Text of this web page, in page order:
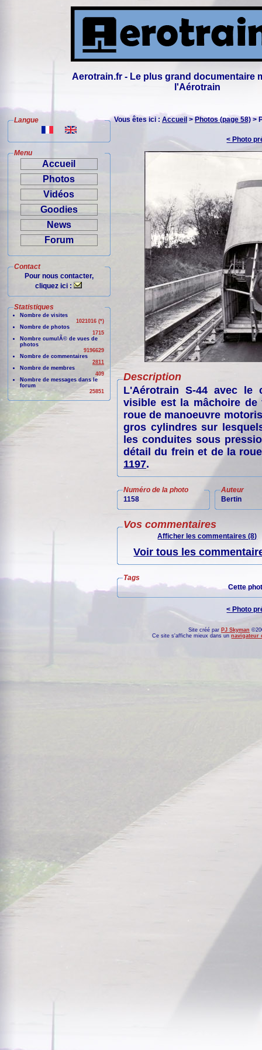
Aerotrain.fr - Le plus grand documentaire
l'Aérotrain
Langue
Menu
Accueil
Photos
Vidéos
Goodies
News
Forum
Contact
Pour nous contacter,
cliquez ici :
Statistiques
Nombre de visites
1021016 (*)
Nombre de photos
1715
Nombre cumulÃ© de vues de
photos
9196629
Nombre de commentaires
2811
Nombre de membres
409
Nombre de messages dans le
forum
25851
Vous êtes ici : Accueil > Photos (page 58) >
< Photo
Description
L'Aérotrain S-44 avec le
visible est la mâchoire
roue de manoeuvre
gros cylindres sur
les conduites sous
détail du frein et de la
1197.
Numéro de la photo
1158
Auteur
Bertin
Vos commentaires
Afficher les commentaires (8)
Voir tous les
Tags
Cette
< Photo
Site créé par PJ Skyman
Ce site s'affiche mieux dans unnavigateur